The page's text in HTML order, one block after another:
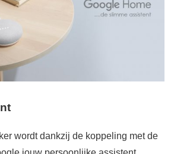
wordt dankzij de koppeling met de